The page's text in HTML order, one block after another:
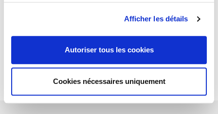
Afficher les détails
Autoriser tous les cookies
Cookies nécessaires uniquement
Membres
Accréditation